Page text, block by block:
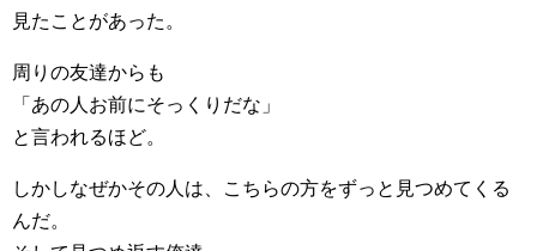
見たことがあった。
周りの友達からも
「あの人お前にそっくりだな」
と言われるほど。
しかしなぜかその人は、こちらの方をずっと見つめてくる
んだ。